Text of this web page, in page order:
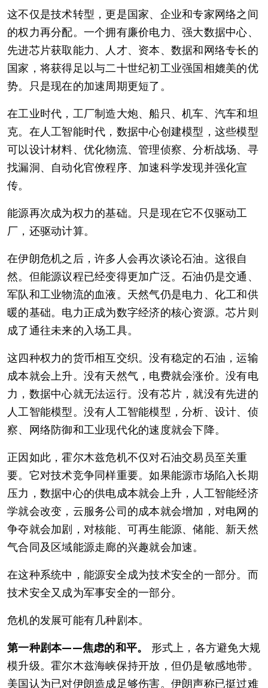
这不仅是技术转型，更是国家、企业和专家网络之间
的权力再分配。一个拥有廉价电力、强大数据中心、
先进芯片获取能力、人才、资本、数据和网络专长的
国家，将获得足以与二十世纪初工业强国相媲美的优
势。只是现在的加速周期更短了。
在工业时代，工厂制造大炮、船只、机车、汽车和坦
克。在人工智能时代，数据中心创建模型，这些模型
可以设计材料、优化物流、管理侦察、分析战场、寻
找漏洞、自动化官僚程序、加速科学发现并强化宣
传。
能源再次成为权力的基础。只是现在它不仅驱动工
厂，还驱动计算。
在伊朗危机之后，许多人会再次谈论石油。这很自
然。但能源议程已经变得更加广泛。石油仍是交通、
军队和工业物流的血液。天然气仍是电力、化工和供
暖的基础。电力正成为数字经济的核心资源。芯片则
成了通往未来的入场工具。
这四种权力的货币相互交织。没有稳定的石油，运输
成本就会上升。没有天然气，电费就会涨价。没有电
力，数据中心就无法运行。没有芯片，就没有先进的
人工智能模型。没有人工智能模型，分析、设计、侦
察、网络防御和工业现代化的速度就会下降。
正因如此，霍尔木兹危机不仅对石油交易员至关重
要。它对技术竞争同样重要。如果能源市场陷入长期
压力，数据中心的供电成本就会上升，人工智能经济
学就会改变，云服务公司的成本就会增加，对电网的
争夺就会加剧，对核能、可再生能源、储能、新天然
气合同及区域能源走廊的兴趣就会加速。
在这种系统中，能源安全成为技术安全的一部分。而
技术安全又成为军事安全的一部分。
危机的发展可能有几种剧本。
第一种剧本——焦虑的和平。
形式上，各方避免大规
模升级。霍尔木兹海峡保持开放，但仍是敏感地带。
美国认为已对伊朗造成足够伤害。伊朗声称已挺过难